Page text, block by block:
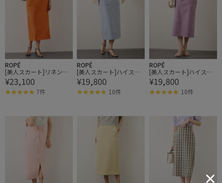
ROPÉ
[美人スカート]リネンス
トレッチポケット付きタ
イトスカート/イージー
ケア
¥23,100
7件
ROPÉ
[美人スカート]ハイスト
レッチポケット付きタイ
トスカート/イージーケ
ア
¥19,800
10件
ROPÉ
[美人スカート]ハイスト
レッチポケット付きタイ
トスカート/イージーケ
ア
¥19,800
10件